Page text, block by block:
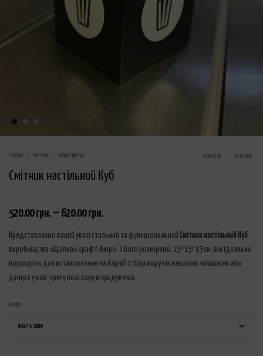
НАБІРНЕ МЕНЮ. ХОЛДЕРИ. ТАБЛИЧКИ
ГОЛОВНА МАГАЗИН БАРНИЙ ІНВЕНТАР Product
ПОПЕРЕДНІЙ НАСТУПНИЙ
Смітник настільний Куб
520.00грн.– 620.00грн.
Представляємо вашій увазі стильний та функціональний Смітник настільний Куб
виробництва «Щепка» крафт-бюро. З його розмірами, 15*15*15 см, він ідеально
підходить для встановлення на барній стійці поруч із кавовою машиною або
деінде у кавʼярні у полі зору відвідувачів.
КОЛІР: